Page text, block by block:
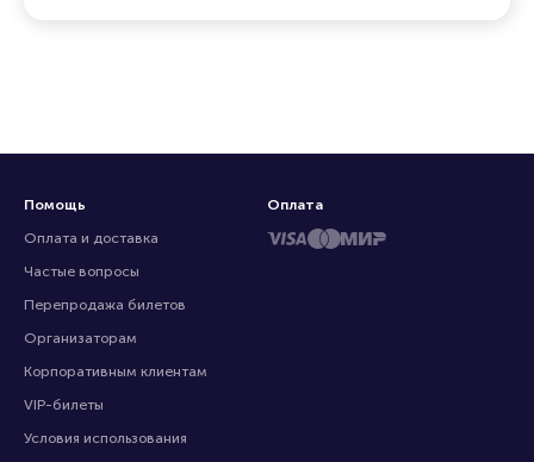
Помощь
Оплата и доставка
Частые вопросы
Перепродажа билетов
Организаторам
Корпоративным клиентам
VIP-билеты
Условия использования
Оплата